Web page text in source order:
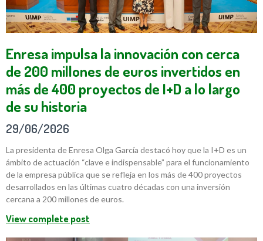
Enresa impulsa la innovación con cerca
de 200 millones de euros invertidos en
más de 400 proyectos de I+D a lo largo
de su historia
29/06/2026
La presidenta de Enresa Olga García destacó hoy que la I+D es un
ámbito de actuación “clave e indispensable” para el funcionamiento
de la empresa pública que se refleja en los más de 400 proyectos
desarrollados en las últimas cuatro décadas con una inversión
cercana a 200 millones de euros.
View complete post